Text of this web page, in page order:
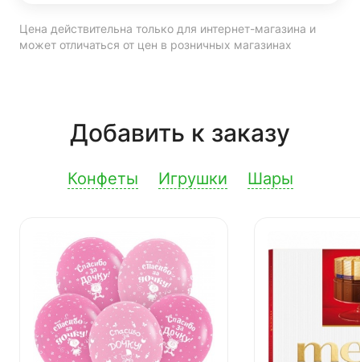
Цена действительна только для интернет-магазина и
может отличаться от цен в розничных магазинах
Добавить к заказу
Конфеты Игрушки Шары